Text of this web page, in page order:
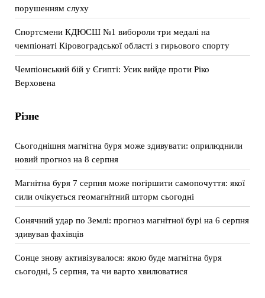
порушенням слуху
Спортсмени КДЮСШ №1 вибороли три медалі на
чемпіонаті Кіровоградської області з гирьового спорту
Чемпіонський бій у Єгипті: Усик вийде проти Ріко
Верховена
Різне
Сьогоднішня магнітна буря може здивувати: оприлюднили
новий прогноз на 8 серпня
Магнітна буря 7 серпня може погіршити самопочуття: якої
сили очікується геомагнітний шторм сьогодні
Сонячний удар по Землі: прогноз магнітної бурі на 6 серпня
здивував фахівців
Сонце знову активізувалося: якою буде магнітна буря
сьогодні, 5 серпня, та чи варто хвилюватися